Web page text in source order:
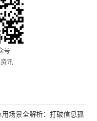
号
讯
场景全解析：打破信息孤